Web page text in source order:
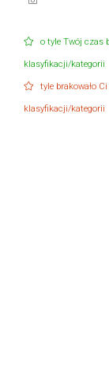
o tyle Twój czas
klasyfikacji/kategorii
tyle brakowało
klasyfikacji/kategorii